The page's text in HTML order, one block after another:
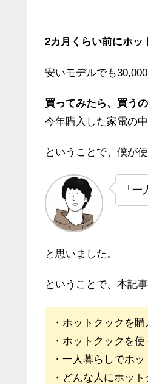
2カ月くらい前にホッ
安いモデルでも
買ってみたら、買う
今年購入した家電の
ということで、僕が
「
と思いました。
ということで、本記
・ホットクックを
・ホットクックを
・一人暮らしでホ
・どんな人にホッ